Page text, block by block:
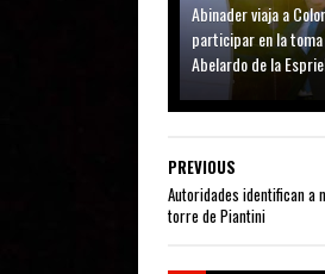
Abinader viaja a
participar en la
Abelardo de la
PREVIOUS
Autoridades identifican a
torre de Piantini